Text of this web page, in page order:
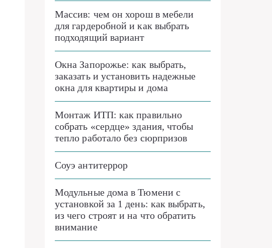
Массив: чем он хорош в мебели
для гардеробной и как выбрать
подходящий вариант
Окна Запорожье: как выбрать,
заказать и установить надежные
окна для квартиры и дома
Монтаж ИТП: как правильно
собрать «сердце» здания, чтобы
тепло работало без сюрпризов
Соуэ антитеррор
Модульные дома в Тюмени с
установкой за 1 день: как выбрать,
из чего строят и на что обратить
внимание